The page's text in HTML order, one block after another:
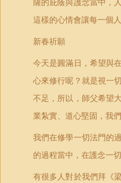
這樣的心情會讓每一個人
新春祈願
今天是圓滿日，希望與
心來修行呢？就是視一
不足，所以，師父希望
業紮實、道心堅固，我
我們在修學一切法門的
的過程當中，在護念一
有很多人對於我們拜《